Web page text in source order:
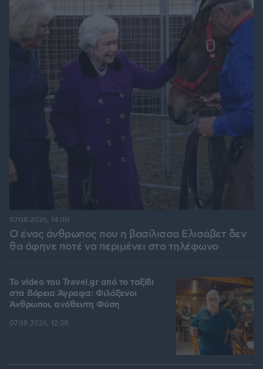
Ο ένας άνθρωπος που η βασίλισσα Ελισάβετ δεν
θα άφηνε ποτέ να περιμένει στο τηλέφωνο
07.08.2026, 14:00
To video του Travel.gr από το ταξίδι
στα Βόρεια Άγραφα: Φιλόξενοι
Άνθρωποι, ανόθευτη Φύση
07.08.2026, 12:38